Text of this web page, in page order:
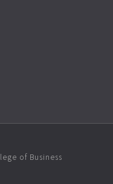
of Business